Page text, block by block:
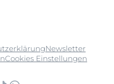
Newsletter
Cookies Einstellungen